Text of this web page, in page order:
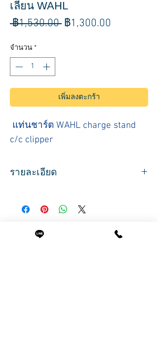
เลี่ยน WAHL
฿1,530.00 ราคา
฿1,300.00
จำนวน *
เพิ่มลงตะกร้า
แท่นชาร์ต WAHL charge stand
c/c clipper
รายละเอียด
ด้านล่างมีแถบกันลื่น ช่วยกันลื่นหล่น
ตัวเครื่องสีดำ ขนาดกระทัดลัด
ยกเว้นรุ่น Detailer Li
สินค้าที่น่าสนใจ